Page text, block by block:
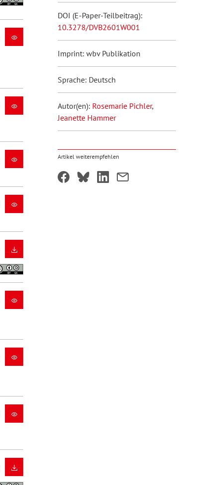
DOI (E-Paper-Teilbeitrag):
10.3278/DVB2601W001
Imprint: wbv Publikation
Sprache: Deutsch
Autor(en): Rosemarie Pichler,
Jeanette Hammer
Artikel weiterempfehlen